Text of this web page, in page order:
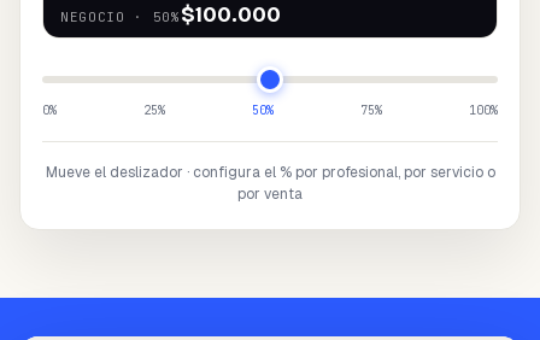
NEGOCIO · 50% $100.000
0% 25% 50% 75% 100%
Mueve el deslizador · configura el % por profesional, por servicio o
por venta